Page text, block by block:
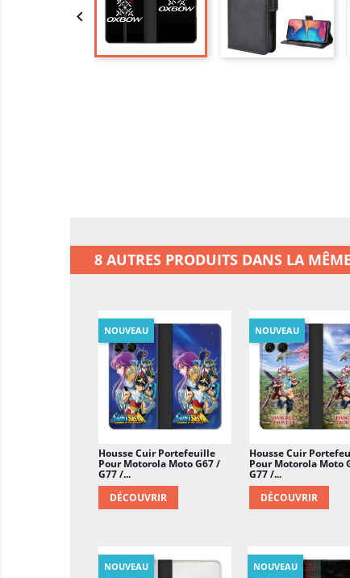

8 AUTRES PRODUITS DANS LA
Housse Cuir Portefeuille
Pour Motorola Moto G67 /
G77 /...
DÉCOUVRIR
NOUVEAU
Housse Cuir
Pour Motorola Moto
G77 /...
DÉCOUVRIR
NOUVEAU
NOUVEAU NOUVEAU